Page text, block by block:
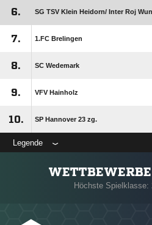
6. SG TSV Klein Heidorn/​ Inter Roj
7. 1.FC Brelingen
8. SC Wedemark
9. VFV Hainholz
10. SP Hannover 23 zg.
Legende
Höchste